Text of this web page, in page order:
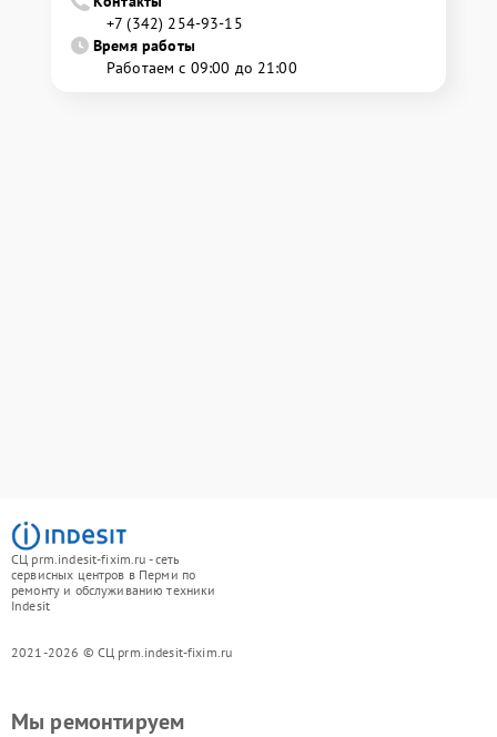
+7 (342) 254-93-15
Время работы
Работаем с 09:00 до 21:00
СЦ prm.indesit-fixim.ru - сеть
сервисных центров в Перми по
ремонту и обслуживанию техники
Indesit
2021-2026 © СЦ prm.indesit-fixim.ru
Мы ремонтируем